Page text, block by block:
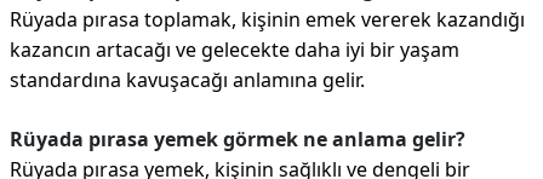
Rüyada pırasa toplamak, kişinin emek vererek kazandığı
kazancın artacağı ve gelecekte daha iyi bir yaşam
standardına kavuşacağı anlamına gelir.
Rüyada pırasa yemek görmek ne anlama gelir?
Rüyada pırasa yemek, kişinin sağlıklı ve dengeli bir